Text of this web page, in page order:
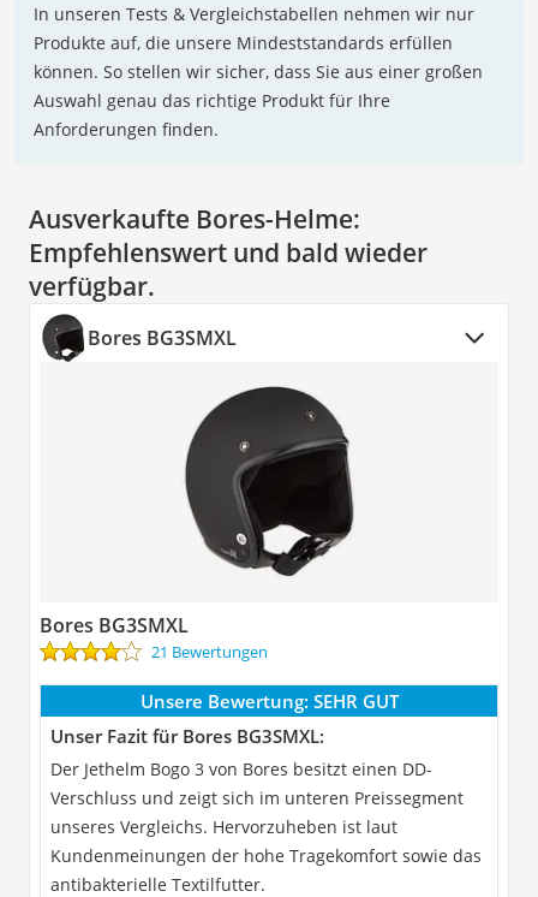
In unseren Tests & Vergleichstabellen nehmen wir nur
Produkte auf, die unsere Mindeststandards erfüllen
können. So stellen wir sicher, dass Sie aus einer großen
Auswahl genau das richtige Produkt für Ihre
Anforderungen finden.
Ausverkaufte Bores-Helme:
Empfehlenswert und bald wieder
verfügbar.
Bores BG3SMXL
Bores BG3SMXL
21 Bewertungen
Unsere Bewertung: SEHR GUT
Unser Fazit für Bores BG3SMXL:
Der Jethelm Bogo 3 von Bores besitzt einen DD-
Verschluss und zeigt sich im unteren Preissegment
unseres Vergleichs. Hervorzuheben ist laut
Kundenmeinungen der hohe Tragekomfort sowie das
antibakterielle Textilfutter.